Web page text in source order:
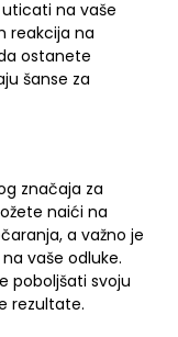
na vaše
reakcija na
ostanete
šanse za
značaja za
naići na
a važno je
vaše odluke.
poboljšati svoju
rezultate.